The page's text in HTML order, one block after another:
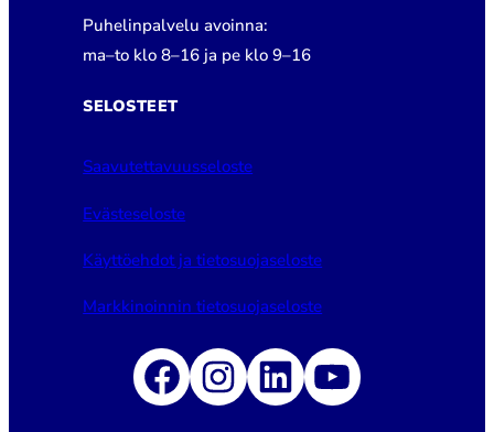
Puhelinpalvelu avoinna:
ma–to klo 8–16 ja pe klo 9–16
SELOSTEET
Saavutettavuusseloste
Evästeseloste
Käyttöehdot ja tietosuojaseloste
Markkinoinnin tietosuojaseloste
Facebook
Instagram
LinkedIn
YouTube